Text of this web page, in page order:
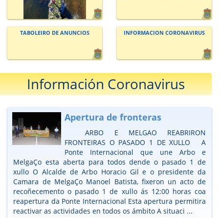
TABOLEIRO DE ANUNCIOS INFORMACION CORONAVIRUS
Información Coronavirus
Apertura de fronteras
ARBO E MELGAO REABRIRON
FRONTEIRAS O PASADO 1 DE XULLO A
Ponte Internacional que une Arbo e
MelgaÇo esta aberta para todos dende o pasado 1 de
xullo O Alcalde de Arbo Horacio Gil e o presidente da
Camara de MelgaÇo Manoel Batista, fixeron un acto de
recoñecemento o pasado 1 de xullo ás 12:00 horas coa
reapertura da Ponte Internacional Esta apertura permitira
reactivar as actividades en todos os ámbito A situaci ...